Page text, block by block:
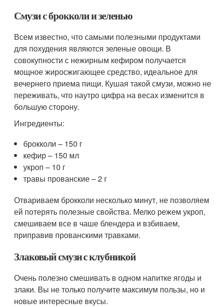
Смузи с брокколи и зеленью
Всем известно, что самыми полезными продуктами
для похудения являются зеленые овощи. В
совокупности с нежирным кефиром получается
мощное жиросжигающее средство, идеальное для
вечернего приема пищи. Кушая такой смузи, можно не
переживать, что наутро цифра на весах изменится в
большую сторону.
Ингредиенты:
брокколи – 150 г
кефир – 150 мл
укроп – 10 г
травы прованские – 2 г
Отвариваем брокколи несколько минут, не позволяем
ей потерять полезные свойства. Мелко режем укроп,
смешиваем все в чаше блендера и взбиваем,
приправив прованскими травками.
Злаковый смузи с клубникой
Очень полезно смешивать в одном напитке ягоды и
злаки. Вы не только получите максимум пользы, но и
новые интересные вкусы.